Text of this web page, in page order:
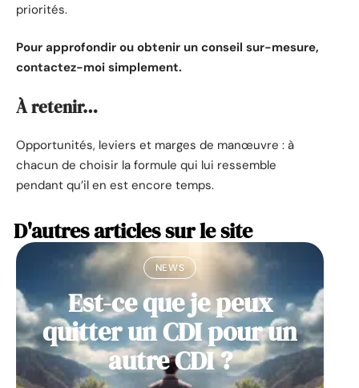
priorités.
Pour approfondir ou obtenir un conseil sur-mesure,
contactez-moi simplement.
À retenir…
Opportunités, leviers et marges de manœuvre : à
chacun de choisir la formule qui lui ressemble
pendant qu’il en est encore temps.
D'autres articles sur le site
NEWS
Est-ce que je peux
quitter un CDI pour un
autre CDI ?